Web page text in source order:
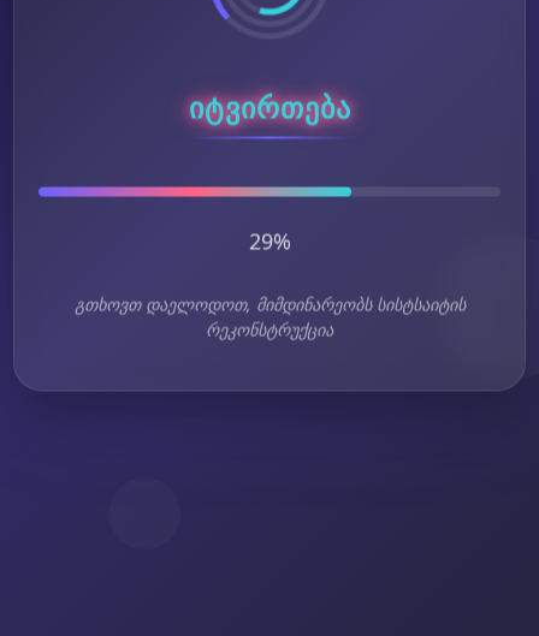
პროცესირება
33%
გთხოვთ დაელოდოთ, მიმდინარეობს სისტსაიტის
რეკონსტრუქცია